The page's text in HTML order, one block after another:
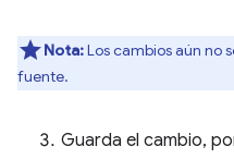
Nota:Los cambios aún no
fuente.
Guarda el cambio,